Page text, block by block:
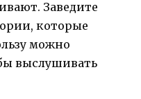
Заведите
которые
можно
выслушивать